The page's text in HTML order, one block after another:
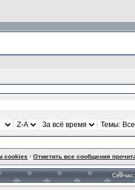
cookies · Отметить все сообщения